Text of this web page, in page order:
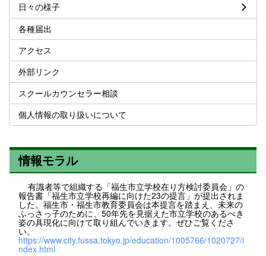
日々の様子
各種届出
アクセス
外部リンク
スクールカウンセラー相談
個人情報の取り扱いについて
情報モラル
有識者等で組織する「福生市立学校在り方検討委員会」の
報告書「福生市立学校再編に向けた23の提言」が提出されま
した。福生市・福生市教育委員会は本提言を踏まえ、未来の
ふっさっ子のために、50年先を見据えた市立学校のあるべき
姿の具現化に向けて取り組んでいきます。ぜひご覧くださ
い。
https://www.city.fussa.tokyo.jp/education/1005766/1020727/i
ndex.html